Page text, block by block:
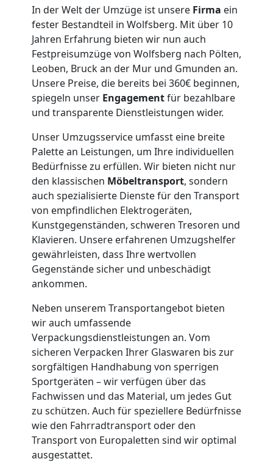
In der Welt der Umzüge ist unsere Firma ein
fester Bestandteil in Wolfsberg. Mit über 10
Jahren Erfahrung bieten wir nun auch
Festpreisumzüge von Wolfsberg nach Pölten,
Leoben, Bruck an der Mur und Gmunden an.
Unsere Preise, die bereits bei 360€ beginnen,
spiegeln unser Engagementfür bezahlbare
und transparente Dienstleistungen wider.
Unser Umzugsservice umfasst eine breite
Palette an Leistungen, um Ihre individuellen
Bedürfnisse zu erfüllen. Wir bieten nicht nur
den klassischen Möbeltransport, sondern
auch spezialisierte Dienste für den Transport
von empfindlichen Elektrogeräten,
Kunstgegenständen, schweren Tresoren und
Klavieren. Unsere erfahrenen Umzugshelfer
gewährleisten, dass Ihre wertvollen
Gegenstände sicher und unbeschädigt
ankommen.
Neben unserem Transportangebot bieten
wir auch umfassende
Verpackungsdienstleistungen an. Vom
sicheren Verpacken Ihrer Glaswaren bis zur
sorgfältigen Handhabung von sperrigen
Sportgeräten – wir verfügen über das
Fachwissen und das Material, um jedes Gut
zu schützen. Auch für speziellere Bedürfnisse
wie den Fahrradtransport oder den
Transport von Europaletten sind wir optimal
ausgestattet.
Wolfsberg
Mini
Umzug
Wolfsberg
Umzug
Mann
LKW
Wolfsberg
Kunsttransport
Wolfsberg
Umzug